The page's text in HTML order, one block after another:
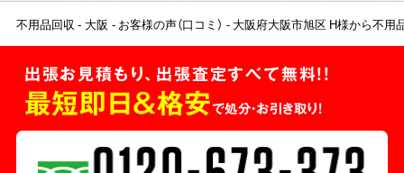
不用品回収 大阪 お客様の声（口コミ） 大阪府大阪市旭区 H様から不用
出張お見積もり、出張査定すべて無料!!
最短即日＆格安で処分・お引き取り！